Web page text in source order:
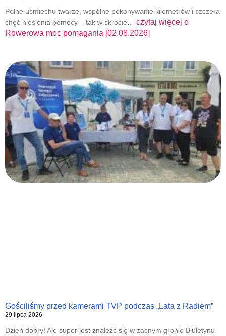
Pełne uśmiechu twarze, wspólne pokonywanie kilometrów i szczera
chęć niesienia pomocy – tak w skrócie… czytaj więcej o
Rowerowa moc pomagania [02.08.2026]
Gościliśmy przed kamerami TVP podczas „Lata z Radiem”
29 lipca 2026
Dzień dobry! Ale super jest znaleźć się w zacnym gronie Biuletynu